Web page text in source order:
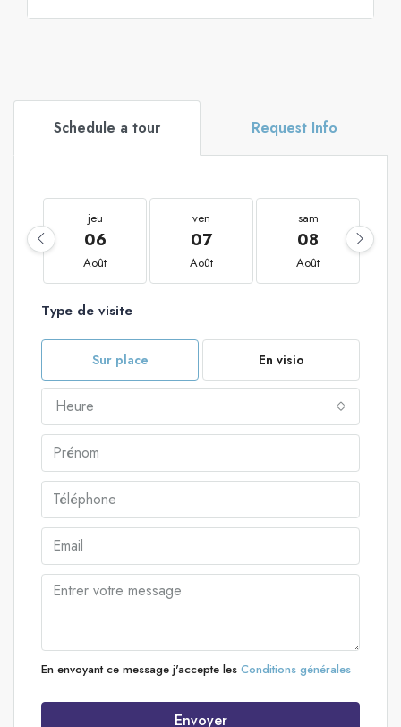
Schedule a tour Request Info
jeu
06
Août
ven
07
Août
sam
08
Août
Type de visite
Sur place En visio
Heure
En envoyant ce message j'accepte les Conditions générales
Envoyer